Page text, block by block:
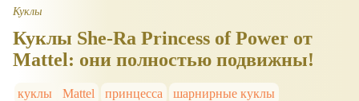
Куклы
Куклы She-Ra Princess of Power от
Mattel: они полностью подвижны!
куклы Mattel принцесса шарнирные куклы